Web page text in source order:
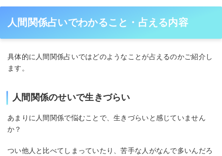
人間関係占いでわかること・占える内容
具体的に人間関係占いではどのようなことが占えるのかご紹介し
ます。
人間関係のせいで生きづらい
あまりに人間関係で悩むことで、生きづらいと感じていません
か？
つい他人と比べてしまっていたり、苦手な人がなんで多いんだろ